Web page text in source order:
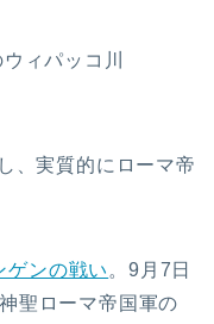
ィパッコ川
実質的にローマ帝
ゲンの戦い 。9月7日
聖ローマ帝国軍の